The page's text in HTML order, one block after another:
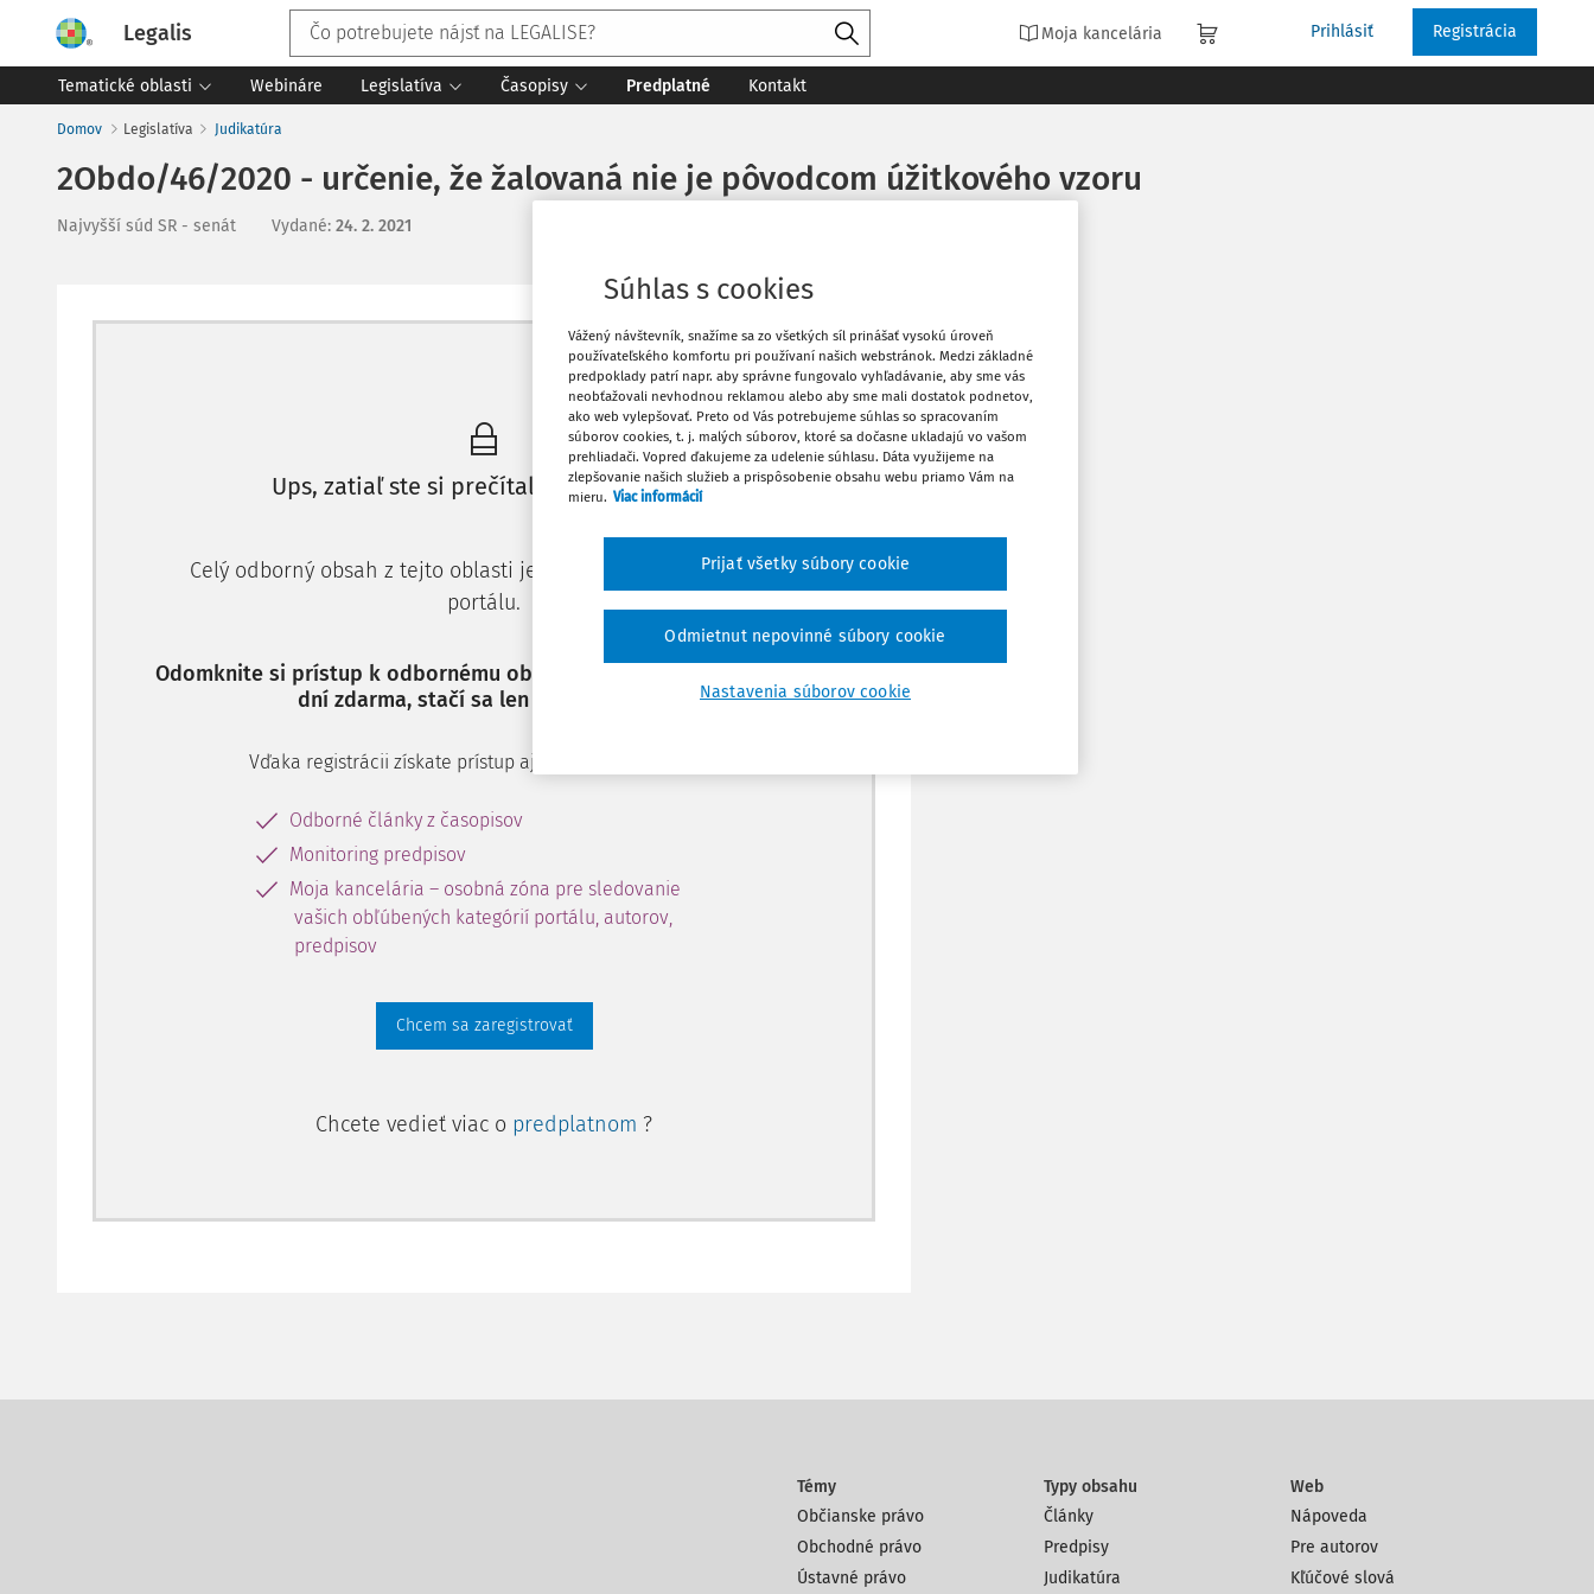
Legalis Moja kancelária Prihlásiť Registrácia
Tematické oblasti Webináre Legislatíva Časopisy Predplatné Kontakt
Domov Legislatíva Judikatúra
2Obdo/46/2020 - určenie, že žalovaná nie je pôvodcom úžitkového vzoru
Najvyšší súd SR - senát Vydané: 24. 2. 2021
Máte predplatné? Prihláste sa
Ups, zatiaľ ste si prečítali len začiatok...
Celý odborný obsah z tejto oblasti je dostupný predplatiteľom
portálu.
Odomknite si prístup k odbornému obsahu a získajte prístup na 10
dní zdarma, stačí sa len zaregistrovať.
Vďaka registrácii získate prístup aj k vybranému obsahu:
Odborné články z časopisov
Monitoring predpisov
Moja kancelária – osobná zóna pre sledovanie
vašich obľúbených kategórií portálu, autorov,
predpisov
Chcem sa zaregistrovať
Chcete vedieť viac o predplatnom ?
Vytlačiť
Obľúbené
Stiahnuť
Témy
Občianske právo
Obchodné právo
Ústavné právo
Typy obsahu
Články
Predpisy
Judikatúra
Web
Nápoveda
Pre autorov
Kľúčové slová
Súhlas s cookies
Vážený návštevník, snažíme sa zo všetkých síl prinášať vysokú úroveň
používateľského komfortu pri používaní našich webstránok. Medzi základné
predpoklady patrí napr. aby správne fungovalo vyhľadávanie, aby sme vás
neobťažovali nevhodnou reklamou alebo aby sme mali dostatok podnetov,
ako web vylepšovať. Preto od Vás potrebujeme súhlas so spracovaním
súborov cookies, t. j. malých súborov, ktoré sa dočasne ukladajú vo vašom
prehliadači. Vopred ďakujeme za udelenie súhlasu. Dáta využijeme na
zlepšovanie našich služieb a prispôsobenie obsahu webu priamo Vám na
mieru. Viac informácií
Nastavenia súborov cookie
Odmietnut nepovinné súbory cookie
Prijať všetky súbory cookie